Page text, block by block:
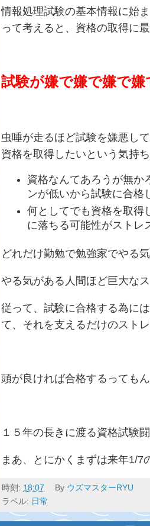
情報処理試験の基本情報に始
って考えると、資格の取得に
試験が嫌で嫌で嫌で嫌
虫唾が走るほど試験を嫌悪して
資格を取得したいという気持
資格なんてあろうが無か
ンが低いから試験に合格
何としてでも資格を取得
に落ちる可能性がストレ
どれだけ勤勉で勉強家でやる
やる気がある人間ほど巨大な
従って、試験に合格する為に
て、それを支えるだけのスト
頭が良ければ合格するっても
１５年の長きに渡る資格試験
まあ、とにかくまずは来年1/
時刻: 18:07 By ウズマスターRYU
ラベル: 日常